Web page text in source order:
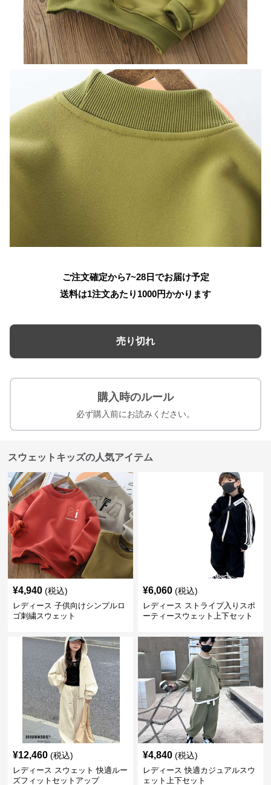
ご注文確定から7~28日でお届け予定
送料は1注文あたり 1000円かかります
売り切れ
購入時のルール
必ず購入前にお読みください。
スウェットキッズの人気アイテム
¥4,940 (税込)
レディース 子供向けシンプルロ
ゴ刺繍スウェット
¥6,060 (税込)
レディース ストライプ入りスポ
ーティースウェット上下セット
¥12,460 (税込)
レディース スウェット 快適ルー
ズフィットセットアップ
¥4,840 (税込)
レディース 快適カジュアルスウ
ェット上下セット